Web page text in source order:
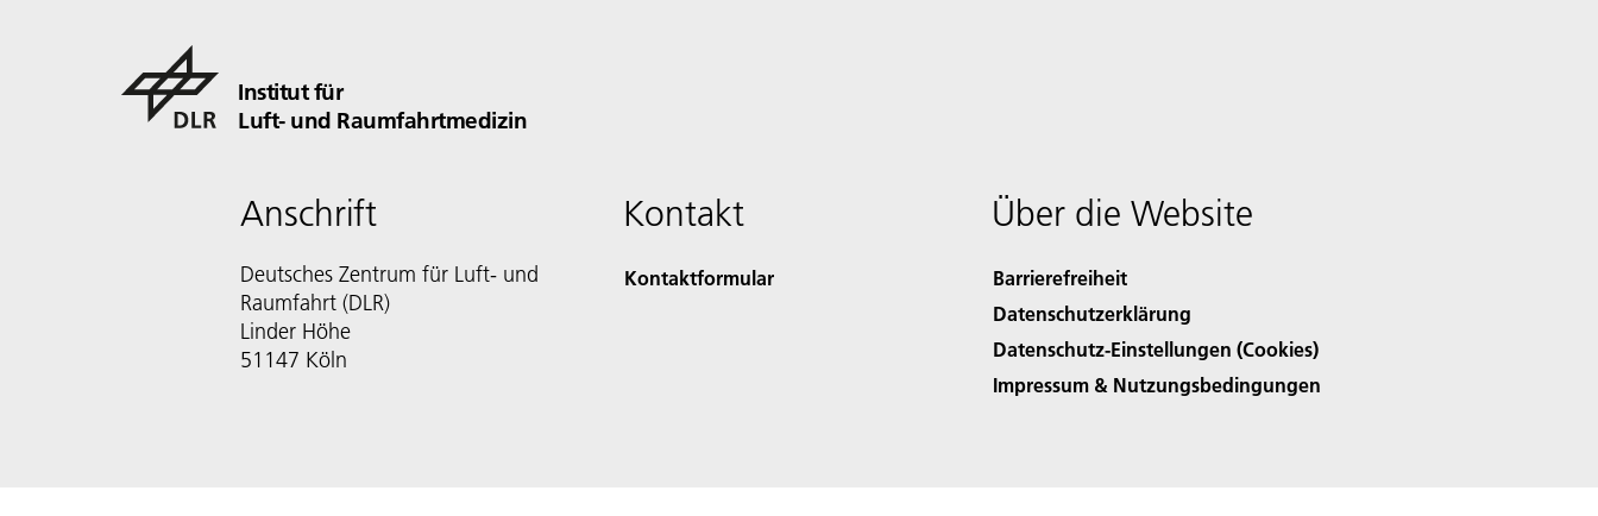
Institut für
Luft- und Raumfahrtmedizin
Anschrift
Deutsches Zentrum für Luft- und
Raumfahrt (DLR)
Linder Höhe
51147 Köln
Kontakt
Kontaktformular
Über die Website
Barrierefreiheit
Datenschutzerklärung
Datenschutz-Einstellungen (Cookies)
Impressum & Nutzungsbedingungen